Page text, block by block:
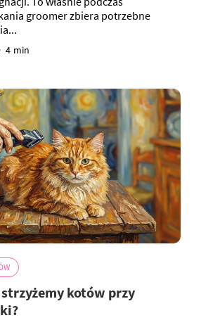
groomer zbiera potrzebne
4 min
kotów przy